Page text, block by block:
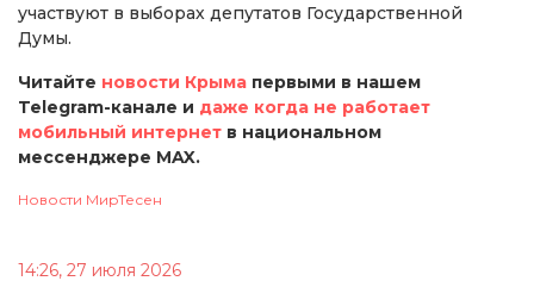
участвуют в выборах депутатов Государственной
Думы.
Читайте новости Крыма первыми в нашем
Telegram-канале и даже когда не работает
мобильный интернет в национальном
мессенджере MAX.
Новости МирТесен
14:26, 27 июля 2026